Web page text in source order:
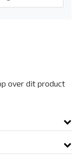
over dit product